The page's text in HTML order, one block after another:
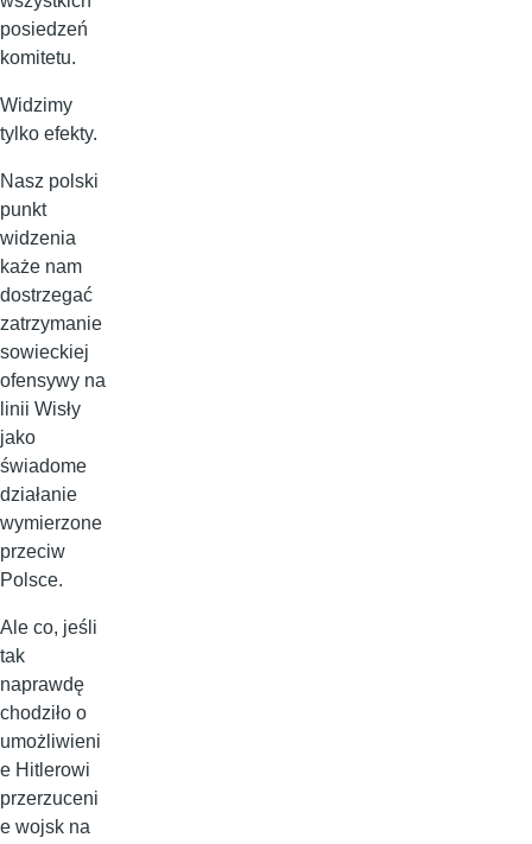
posiedzeń
komitetu.
Widzimy
tylko efekty.
Nasz polski
punkt
widzenia
każe nam
dostrzegać
zatrzymanie
sowieckiej
ofensywy na
linii Wisły
jako
świadome
działanie
wymierzone
przeciw
Polsce.
Ale co, jeśli
tak
naprawdę
chodziło o
umożliwieni
e Hitlerowi
przerzuceni
e wojsk na